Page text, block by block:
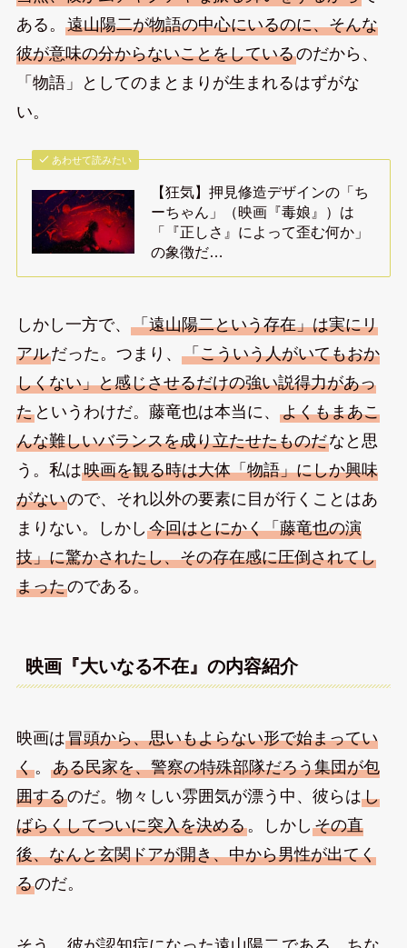
ある。 遠山陽二が物語の中心にいるのに、そんな
彼が意味の分からないことをしているのだから、
「物語」としてのまとまりが生まれるはずがな
い。
あわせて読みたい
【狂気】押見修造デザインの「ち
ーちゃん」（映画『毒娘』）は
「『正しさ』によって歪む何か」
の象徴だ…
しかし一方で、 「遠山陽二という存在」は実にリ
アルだった。つまり、 「こういう人がいてもおか
しくない」と感じさせるだけの強い説得力があっ
たというわけだ。藤竜也は本当に、 よくもまあこ
んな難しいバランスを成り立たせたものだなと思
う。私は映画を観る時は大体「物語」にしか興味
がないので、それ以外の要素に目が行くことはあ
まりない。しかし 今回はとにかく「藤竜也の演
技」に驚かされたし、その存在感に圧倒されてし
まったのである。
映画『大いなる不在』の内容紹介
映画は冒頭から、思いもよらない形で始まってい
く。 ある民家を、警察の特殊部隊だろう集団が包
囲するのだ。物々しい雰囲気が漂う中、彼らはし
ばらくしてついに突入を決める。しかし その直
後、なんと玄関ドアが開き、中から男性が出てく
るのだ。